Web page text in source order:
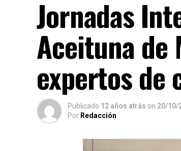
Jornadas
Aceituna de
expertos de
Publicado 12 años atrás on 20/10/
Por Redacción